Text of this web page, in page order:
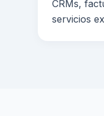
CRMs,
servicios